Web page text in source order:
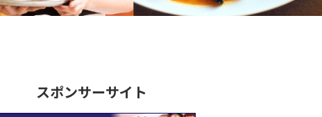
スポンサーサイト